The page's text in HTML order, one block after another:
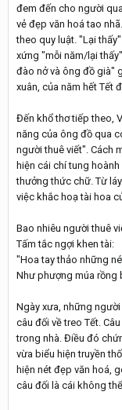
đem đến cho người
vẻ đẹp văn hoá tao
theo quy luật. "Lại
xứng "mỗi năm/lại
đào nở và ông đồ già"
xuân, của năm hết Tết
Đến khổ thơ tiếp theo,
năng của ông đồ qua
người thuê viết". Cách
hiện cái chí tung
thưởng thức chữ. Từ
việc khắc hoạ tài hoa
Bao nhiêu người thuê
Tấm tắc ngợi khen tài:
"Hoa tay thảo những
Như phượng múa rồng
Ngày xưa, những
câu đối về treo Tết.
trong nhà. Điều đó
vừa biểu hiện truyền
hiện nét đẹp văn hoá,
câu đối là cái không